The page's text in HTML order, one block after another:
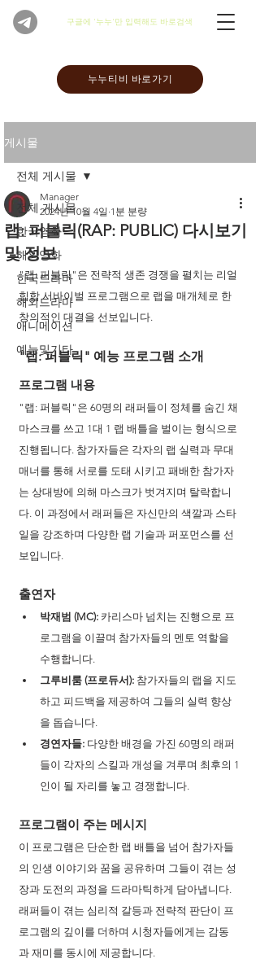
​구글에 '누누'만 입력해도 바로검색
누누티비 바로가기
게시물
전체 게시물
한국영화
해외영화
한국드라마
해외드라마
애니메이션
예능및기타
전체 게시물
랩: 퍼블릭(RAP: PUBLIC) 다시보기
및 정보
Manager
2024년 10월 4일 1분 분량
"랩: 퍼블릭"은 전략적 생존 경쟁을 펼치는 리얼
힙합 서바이벌 프로그램으로 랩을 매개체로 한
창의적인 대결을 선보입니다.
"랩: 퍼블릭" 예능 프로그램 소개
프로그램 내용
"랩: 퍼블릭"은 60명의 래퍼들이 정체를 숨긴 채
마스크를 쓰고 1대 1 랩 배틀을 벌이는 형식으로
진행됩니다. 참가자들은 각자의 랩 실력과 무대
매너를 통해 서로를 도태 시키고 패배한 참가자
는 상대방에 의해 마스크가 벗겨지며 탈락합니
다. 이 과정에서 래퍼들은 자신만의 색깔과 스타
일을 강조하며 다양한 랩 기술과 퍼포먼스를 선
보입니다.
출연자
박재범 (MC): 카리스마 넘치는 진행으로 프
로그램을 이끌며 참가자들의 멘토 역할을
수행합니다.
그루비룸 (프로듀서): 참가자들의 랩을 지도
하고 피드백을 제공하여 그들의 실력 향상
을 돕습니다.
경연자들: 다양한 배경을 가진 60명의 래퍼
들이 각자의 스킬과 개성을 겨루며 최후의 1
인이 될 자리를 놓고 경쟁합니다.
프로그램이 주는 메시지
이 프로그램은 단순한 랩 배틀을 넘어 참가자들
의 인생 이야기와 꿈을 공유하며 그들이 겪는 성
장과 도전의 과정을 드라마틱하게 담아냅니다.
래퍼들이 겪는 심리적 갈등과 전략적 판단이 프
로그램의 깊이를 더하며 시청자들에게는 감동
과 재미를 동시에 제공합니다.